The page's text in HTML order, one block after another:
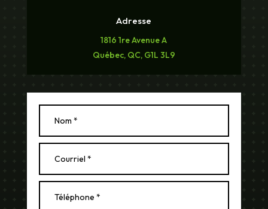
Adresse
1816 1re Avenue A
Québec, QC, G1L 3L9